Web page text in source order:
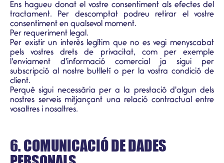
Ens hagueu donat el vostre consentiment als efectes del
tractament. Per descomptat podreu retirar el vostre
consentiment en qualsevol moment.
Per requeriment legal.
Per existir un interès legítim que no es vegi menyscabat
pels vostres drets de privacitat, com per exemple
l'enviament d'informació comercial ja sigui per
subscripció al nostre butlletí o per la vostra condició de
client.
Perquè sigui necessària per a la prestació d'algun dels
nostres serveis mitjançant una relació contractual entre
vosaltres i nosaltres.
6. COMUNICACIÓ DE DADES